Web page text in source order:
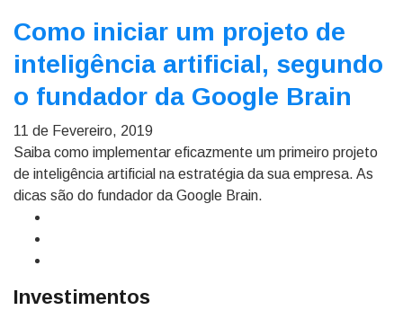
Como iniciar um projeto de
inteligência artificial, segundo
o fundador da Google Brain
11 de Fevereiro, 2019
Saiba como implementar eficazmente um primeiro projeto
de inteligência artificial na estratégia da sua empresa. As
dicas são do fundador da Google Brain.
Investimentos